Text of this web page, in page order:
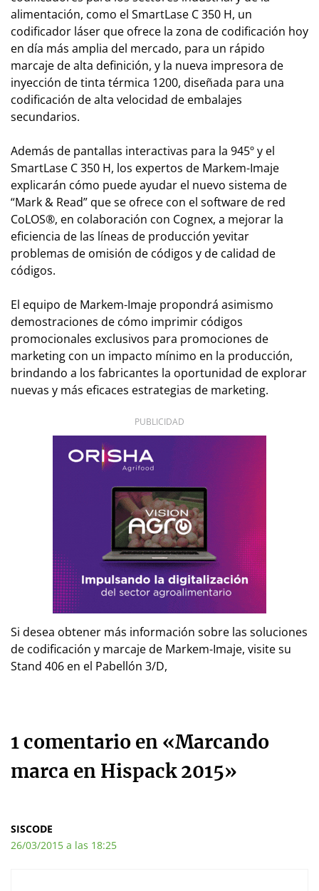
alimentación, como el SmartLase C 350 H, un
codificador láser que ofrece la zona de codificación hoy
en día más amplia del mercado, para un rápido
marcaje de alta definición, y la nueva impresora de
inyección de tinta térmica 1200, diseñada para una
codificación de alta velocidad de embalajes
secundarios.
Además de pantallas interactivas para la 945º y el
SmartLase C 350 H, los expertos de Markem-Imaje
explicarán cómo puede ayudar el nuevo sistema de
“Mark & Read” que se ofrece con el software de red
CoLOS®, en colaboración con Cognex, a mejorar la
eficiencia de las líneas de producción yevitar
problemas de omisión de códigos y de calidad de
códigos.
El equipo de Markem-Imaje propondrá asimismo
demostraciones de cómo imprimir códigos
promocionales exclusivos para promociones de
marketing con un impacto mínimo en la producción,
brindando a los fabricantes la oportunidad de explorar
nuevas y más eficaces estrategias de marketing.
PUBLICIDAD
Si desea obtener más información sobre las soluciones
de codificación y marcaje de Markem-Imaje, visite su
Stand 406 en el Pabellón 3/D,
1 comentario en «Marcando
marca en Hispack 2015»
SISCODE
26/03/2015 a las 18:25